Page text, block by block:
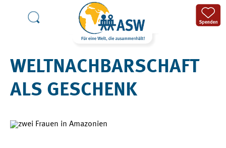
WELTNACHBARSCHAFT
ALS GESCHENK